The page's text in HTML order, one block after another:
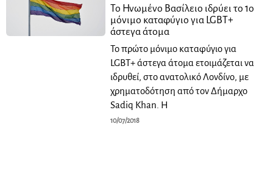
Το Ηνωμένο Βασίλειο ιδρύει το 1ο
μόνιμο καταφύγιο για LGBT+
άστεγα άτομα
Το πρώτο μόνιμο καταφύγιο για
LGBT+ άστεγα άτομα ετοιμάζεται να
ιδρυθεί, στο ανατολικό Λονδίνο, με
χρηματοδότηση από τον Δήμαρχο
Sadiq Khan. Η
10/07/2018